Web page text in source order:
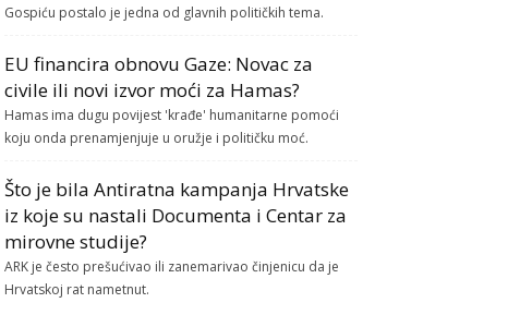
Gospiću postalo je jedna od glavnih političkih tema.
EU financira obnovu Gaze: Novac za
civile ili novi izvor moći za Hamas?
Hamas ima dugu povijest 'krađe' humanitarne pomoći
koju onda prenamjenjuje u oružje i političku moć.
Što je bila Antiratna kampanja Hrvatske
iz koje su nastali Documenta i Centar za
mirovne studije?
ARK je često prešućivao ili zanemarivao činjenicu da je
Hrvatskoj rat nametnut.